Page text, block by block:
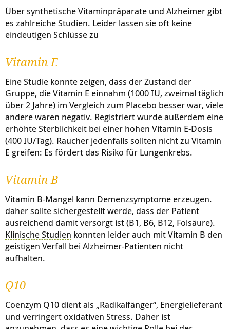
Über synthetische Vitaminpräparate und Alzheimer gibt
es zahlreiche Studien. Leider lassen sie oft keine
eindeutigen Schlüsse zu
Vitamin E
Eine Studie konnte zeigen, dass der Zustand der
Gruppe, die Vitamin E einnahm (1000 IU, zweimal täglich
über 2 Jahre) im Vergleich zum Placebo besser war, viele
andere waren negativ. Registriert wurde außerdem eine
erhöhte Sterblichkeit bei einer hohen Vitamin E-Dosis
(400 IU/Tag). Raucher jedenfalls sollten nicht zu Vitamin
E greifen: Es fördert das Risiko für Lungenkrebs.
Vitamin B
Vitamin B-Mangel kann Demenzsymptome erzeugen.
daher sollte sichergestellt werde, dass der Patient
ausreichend damit versorgt ist (B1, B6, B12, Folsäure).
Klinische Studien konnten leider auch mit Vitamin B den
geistigen Verfall bei Alzheimer-Patienten nicht
aufhalten.
Q10
Coenzym Q10 dient als „Radikalfänger“, Energielieferant
und verringert oxidativen Stress. Daher ist